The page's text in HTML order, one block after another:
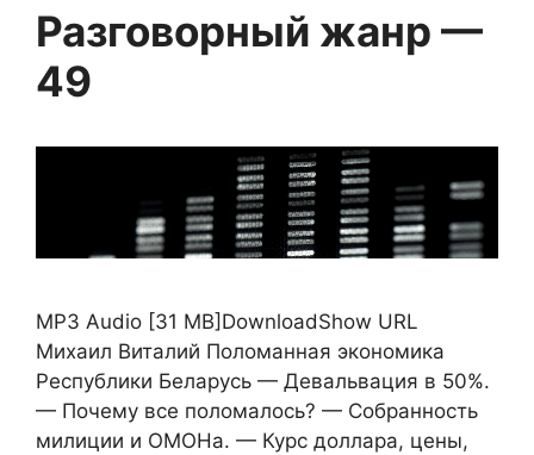
Разговорный жанр —
49
MP3 Audio [31 MB]DownloadShow URL
Михаил Виталий Поломанная экономика
Республики Беларусь — Девальвация в 50%.
— Почему все поломалось? — Собранность
милиции и ОМОНа. — Курс доллара, цены,